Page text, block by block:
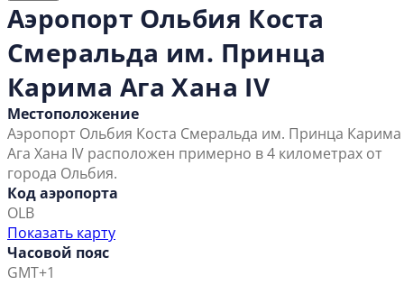
Аэропорт Ольбия Коста
Смеральда им. Принца
Карима Ага Хана IV
Местоположение
Аэропорт Ольбия Коста Смеральда им. Принца Карима
Ага Хана IV расположен примерно в 4 километрах от
города Ольбия.
Код аэропорта
OLB
Показать карту
Часовой пояс
GMT+1